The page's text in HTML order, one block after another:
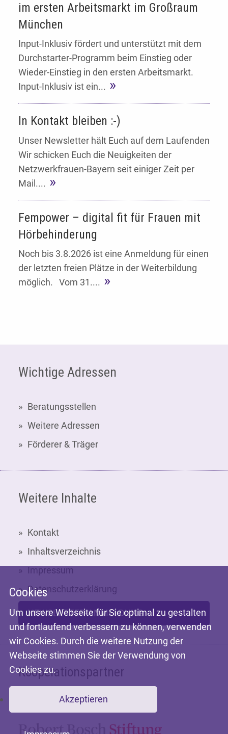
im ersten Arbeitsmarkt im Großraum
München
Input-Inklusiv fördert und unterstützt mit dem
Durchstarter-Programm beim Einstieg oder
Wieder-Einstieg in den ersten Arbeitsmarkt.
Input-Inklusiv ist ein...
In Kontakt bleiben :-)
Unser Newsletter hält Euch auf dem Laufenden
Wir schicken Euch die Neuigkeiten der
Netzwerkfrauen-Bayern seit einiger Zeit per
Mail....
Fempower – digital fit für Frauen mit
Hörbehinderung
Noch bis 3.8.2026 ist eine Anmeldung für einen
der letzten freien Plätze in der Weiterbildung
möglich. Vom 31....
Wichtige Adressen
Beratungsstellen
Weitere Adressen
Förderer & Träger
Weitere Inhalte
Kontakt
Inhaltsverzeichnis
Impressum
Datenschutzerklärung
NEWSLETTER-ANMELDUNG
Kooperationspartner
Mit freundlicher Unterstützung der
Cookies
Um unsere Webseite für Sie optimal zu gestalten
und fortlaufend verbessern zu können, verwenden
wir Cookies. Durch die weitere Nutzung der
Webseite stimmen Sie der Verwendung von
Cookies zu.
Akzeptieren